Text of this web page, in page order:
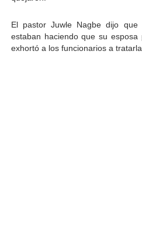
El pastor Juwle Nagbe dijo que
estaban haciendo que su esposa
exhortó a los funcionarios a